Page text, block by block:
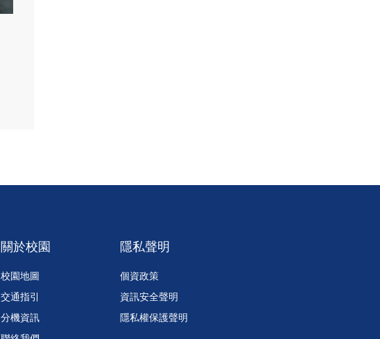
關於校園
校園地圖
交通指引
分機資訊
隱私聲明
個資政策
資訊安全聲明
隱私權保護聲明